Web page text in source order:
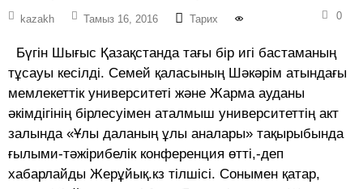
kazakh Тамыз 16, 2016 Тарих 0
Бүгін Шығыс Қазақстанда тағы бір игі бастаманың
тұсауы кесілді. Семей қаласының Шәкәрім атындағы
мемлекеттік университеті және Жарма ауданы
әкімдігінің бірлесуімен аталмыш университеттің акт
залында «Ұлы даланың ұлы аналары» тақырыбында
ғылыми-тәжірибелік конференция өтті,-деп
хабарлайды Жерұйық.кз тілшісі. Сонымен қатар,